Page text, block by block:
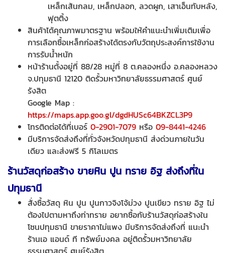
เหล็กเส้นกลม, เหล็กปลอก, ลวดผูก, เสาเอ็นทับหลัง,
ฟุตติ้ง
สินค้าได้คุณภาพมาตรฐาน พร้อมให้คำแนะนำเพิ่มเติมเพื่อ
การเลือกซื้อเหล็กก่อสร้างได้ตรงกับวัตถุประสงค์การใช้งาน
การรับน้ำหนัก
หน้าร้านตั้งอยู่ที่ 88/28 หมู่ที่ 8 ต.คลองหนึ่ง อ.คลองหลวง
จ.ปทุมธานี 12120 ติดรั้วมหาวิทยาลัยธรรมศาสตร์ ศูนย์
รังสิต
Google Map :
https://maps.app.goo.gl/dgdHUSc64BKZCL3P9
โทรติดต่อได้ที่เบอร์ 0-2901-7079 หรือ 09-8441-4246
มีบริการจัดส่งถึงที่ทั่วจังหวัดปทุมธานี ส่งด่วนภายในวัน
เดียว และส่งฟรี 5 กิโลเมตร
ร้านวัสดุก่อสร้าง ขายหิน ปูน ทราย อิฐ ส่งถึงที่ใน
ปทุมธานี
สั่งซื้อวัสดุ หิน ปูน ปูนกาวจิงโจ้ม่วง ปูนเขียว ทราย อิฐ ไม่
ต้องไปตามหาถึงท่าทราย อยากซื้อกับร้านวัสดุก่อสร้างใน
โซนปทุมธานี ขายราคาไม่แพง มีบริการจัดส่งถึงที่ แนะนำ
ร้านเอ แอนด์ ที ทรัพย์มงคล อยู่ติดรั้วมหาวิทยาลัย